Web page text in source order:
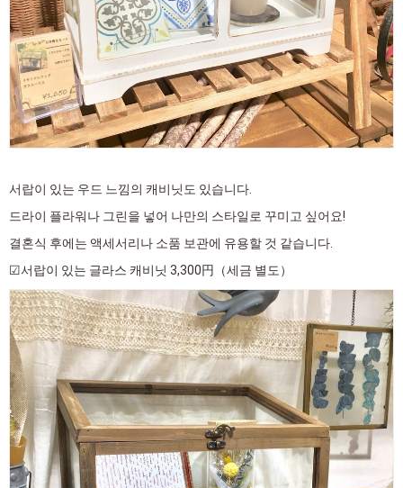
서랍이 있는 우드 느낌의 캐비닛도 있습니다.
드라이 플라워나 그린을 넣어 나만의 스타일로 꾸미고 싶어요!
결혼식 후에는 액세서리나 소품 보관에 유용할 것 같습니다.
☑서랍이 있는 글라스 캐비닛 3,300円（세금 별도）